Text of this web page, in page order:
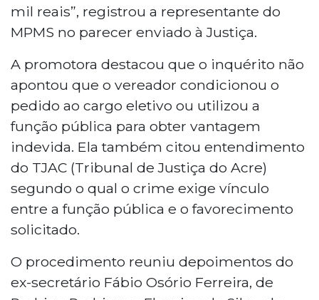
mil reais”, registrou a representante do
MPMS no parecer enviado à Justiça.
A promotora destacou que o inquérito não
apontou que o vereador condicionou o
pedido ao cargo eletivo ou utilizou a
função pública para obter vantagem
indevida. Ela também citou entendimento
do TJAC (Tribunal de Justiça do Acre)
segundo o qual o crime exige vínculo
entre a função pública e o favorecimento
solicitado.
O procedimento reuniu depoimentos do
ex-secretário Fábio Osório Ferreira, de